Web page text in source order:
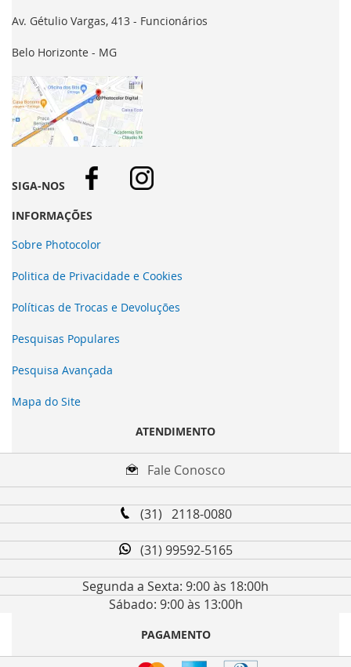
Av. Gétulio Vargas, 413 - Funcionários
Belo Horizonte - MG
SIGA-NOS
INFORMAÇÕES
Sobre Photocolor
Politica de Privacidade e Cookies
Políticas de Trocas e Devoluções
Pesquisas Populares
Pesquisa Avançada
Mapa do Site
ATENDIMENTO
Fale Conosco
(31) 2118-0080
(31) 99592-5165
Segunda a Sexta: 9:00 às 18:00h
Sábado: 9:00 às 13:00h
PAGAMENTO